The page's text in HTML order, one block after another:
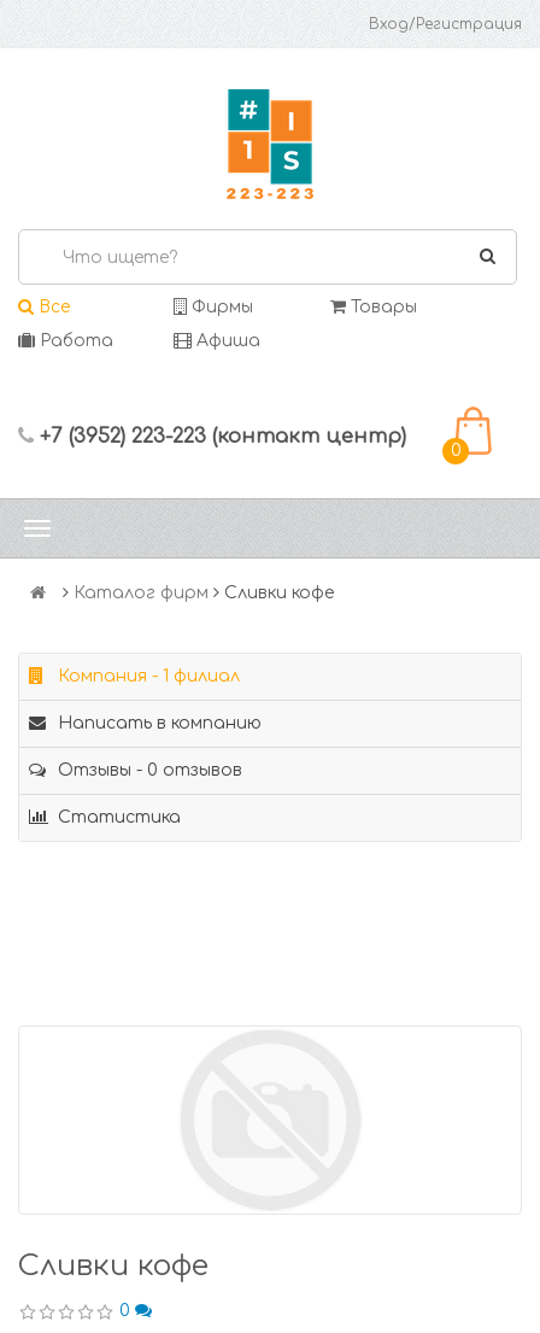
Вход/Регистрация
Все Фирмы
Товары
Работа
Афиша
+7 (3952) 223-223 (контакт центр)
0
Каталог фирм Сливки кофе
Компания - 1 филиал
Написать в компанию
Отзывы - 0 отзывов
Статистика
Сливки кофе
0